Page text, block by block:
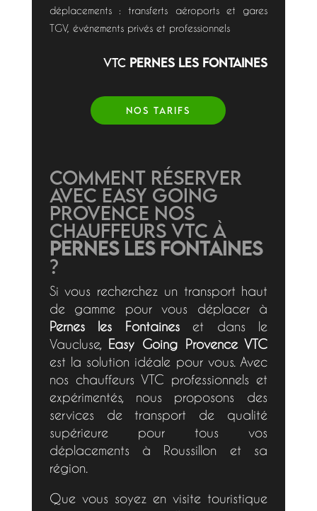
déplacements : transferts aéroports et gares
TGV, événements privés et professionnels
VTC Pernes les Fontaines
NOS TARIFS
Comment réserver
avec Easy Going
Provence nos
chauffeurs VTC à
Pernes les Fontaines
?
Si vous recherchez un transport haut
de gamme pour vous déplacer à
Pernes les Fontaineset dans le
Vaucluse, Easy Going Provence VTC
est la solution idéale pour vous. Avec
nos chauffeurs VTC professionnels et
expérimentés, nous proposons des
services de transport de qualité
supérieure pour tous vos
déplacements à Roussillon et sa
région.
Que vous soyez en visite touristique